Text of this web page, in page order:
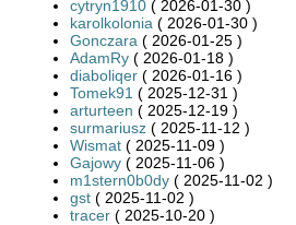
cytryn1910 ( 2026-01-30 )
karolkolonia ( 2026-01-30 )
Gonczara ( 2026-01-25 )
AdamRy ( 2026-01-18 )
diaboliqer ( 2026-01-16 )
Tomek91 ( 2025-12-31 )
arturteen ( 2025-12-19 )
surmariusz ( 2025-11-12 )
Wismat ( 2025-11-09 )
Gajowy ( 2025-11-06 )
m1stern0b0dy ( 2025-11-02 )
gst ( 2025-11-02 )
tracer ( 2025-10-20 )